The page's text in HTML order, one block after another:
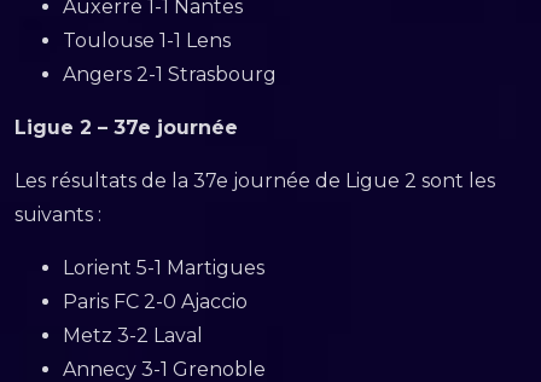
Auxerre 1-1 Nantes
Toulouse 1-1 Lens
Angers 2-1 Strasbourg
Ligue 2 – 37e journée
Les résultats de la 37e journée de Ligue 2 sont les
suivants :
Lorient 5-1 Martigues
Paris FC 2-0 Ajaccio
Metz 3-2 Laval
Annecy 3-1 Grenoble